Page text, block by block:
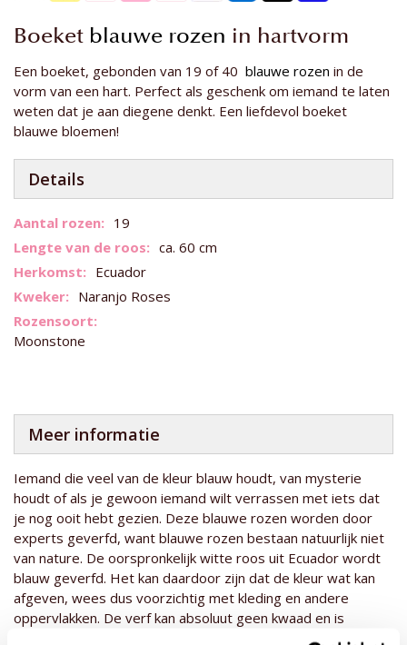
Boeket blauwe rozen in hartvorm
Een boeket, gebonden van 19 of 40 blauwe rozen in de
vorm van een hart. Perfect als geschenk om iemand te laten
weten dat je aan diegene denkt. Een liefdevol boeket
blauwe bloemen!
Details
Meer
informatie
19
ca. 60 cm
Ecuador
Naranjo Roses
Moonstone
Meer informatie
Iemand die veel van de kleur blauw houdt, van mysterie
houdt of als je gewoon iemand wilt verrassen met iets dat
je nog ooit hebt gezien. Deze blauwe rozen worden door
experts geverfd, want blauwe rozen bestaan natuurlijk niet
van nature. De oorspronkelijk witte roos uit Ecuador wordt
blauw geverfd. Het kan daardoor zijn dat de kleur wat kan
afgeven, wees dus voorzichtig met kleding en andere
oppervlakken. De verf kan absoluut geen kwaad en is
biologisch afbreekbaar. Dit is dezelfde inkt als dat er